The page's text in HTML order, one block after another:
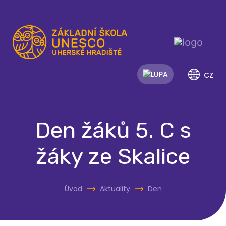
CZ
Den žáků 5. C s
žáky ze Skalice
Úvod Aktuality Den